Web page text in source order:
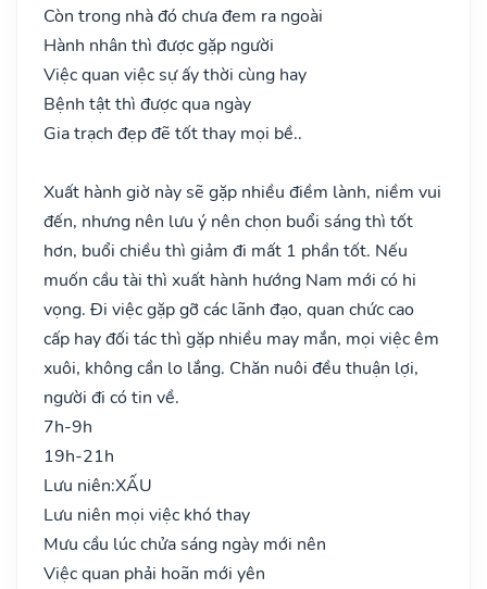
Còn trong nhà đó chưa đem ra ngoài
Hành nhân thì được gặp người
Việc quan việc sự ấy thời cùng hay
Bệnh tật thì được qua ngày
Gia trạch đẹp đẽ tốt thay mọi bề..
Xuất hành giờ này sẽ gặp nhiều điềm lành, niềm vui
đến, nhưng nên lưu ý nên chọn buổi sáng thì tốt
hơn, buổi chiều thì giảm đi mất 1 phần tốt. Nếu
muốn cầu tài thì xuất hành hướng Nam mới có hi
vọng. Đi việc gặp gỡ các lãnh đạo, quan chức cao
cấp hay đối tác thì gặp nhiều may mắn, mọi việc êm
xuôi, không cần lo lắng. Chăn nuôi đều thuận lợi,
người đi có tin về.
7h-9h
19h-21h
Lưu niên:XẤU
Lưu niên mọi việc khó thay
Mưu cầu lúc chửa sáng ngày mới nên
Việc quan phải hoãn mới yên